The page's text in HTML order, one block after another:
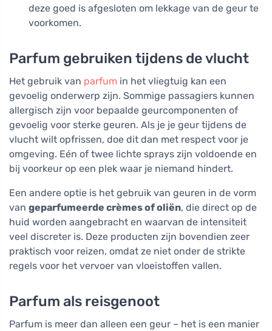
deze goed is afgesloten om lekkage van de geur te
voorkomen.
Parfum gebruiken tijdens de vlucht
Het gebruik van parfum in het vliegtuig kan een
gevoelig onderwerp zijn. Sommige passagiers kunnen
allergisch zijn voor bepaalde geurcomponenten of
gevoelig voor sterke geuren. Als je je geur tijdens de
vlucht wilt opfrissen, doe dit dan met respect voor je
omgeving. Eén of twee lichte sprays zijn voldoende en
bij voorkeur op een plek waar je niemand hindert.
Een andere optie is het gebruik van geuren in de vorm
van geparfumeerde crèmes of oliën, die direct op de
huid worden aangebracht en waarvan de intensiteit
veel discreter is. Deze producten zijn bovendien zeer
praktisch voor reizen, omdat ze niet onder de strikte
regels voor het vervoer van vloeistoffen vallen.
Parfum als reisgenoot
Parfum is meer dan alleen een geur – het is een manier